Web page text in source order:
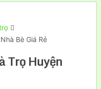
Bè Giá Rẻ
Trọ Huyện